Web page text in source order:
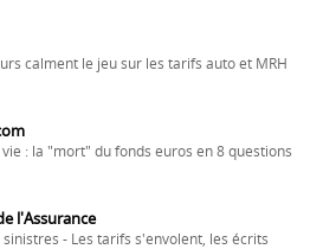
calment le jeu sur les tarifs auto et MRH
: la "mort" du fonds euros en 8 questions
l'Assurance
sinistres - Les tarifs s'envolent, les écrits